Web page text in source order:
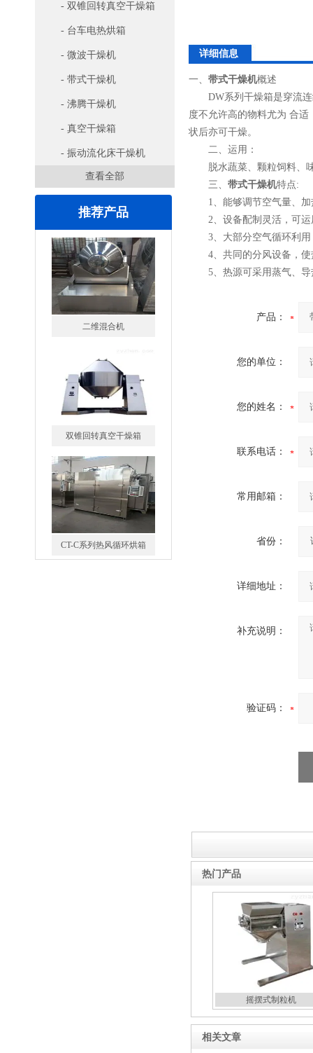
- 双锥回转真空干燥箱
- 台车电热烘箱
- 微波干燥机
- 带式干燥机
- 沸腾干燥机
- 真空干燥箱
- 振动流化床干燥机
查看全部
推荐产品
二维混合机
双锥回转真空干燥箱
CT-C系列热风循环烘箱
详细信息
一、 带式干燥机概述
DW系列干燥箱是穿流连
度不允许高的物料尤为 合
状后亦可干燥。
二、运用：
脱水蔬菜、颗粒饲料、味
三、 带式干燥机特点:
1、能够调节空气量、加
2、设备配制灵活，可运
3、大部分空气循环利用
4、共同的分风设备，使
5、热源可采用蒸气、导
产品：
您的单位：
您的姓名：
联系电话：
常用邮箱：
省份：
详细地址：
补充说明：
验证码：
热门产品
摇摆式制粒机
相关文章